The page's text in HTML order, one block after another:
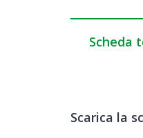
Scheda
Scarica la